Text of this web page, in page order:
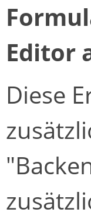
Editor
Diese